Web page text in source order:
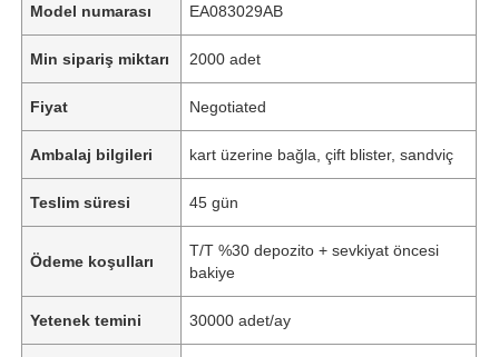
Model numarası EA083029AB
Min sipariş miktarı 2000 adet
Fiyat Negotiated
Ambalaj bilgileri kart üzerine bağla, çift blister, sandviç
Teslim süresi 45 gün
Ödeme koşulları
T/T %30 depozito + sevkiyat öncesi
bakiye
Yetenek temini 30000 adet/ay